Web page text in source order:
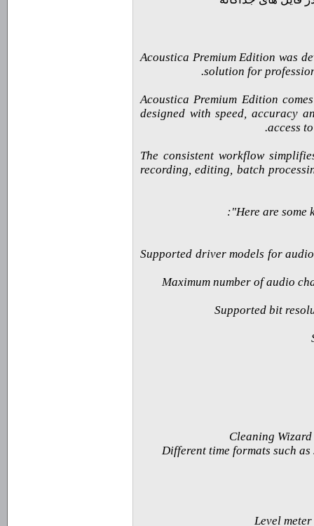
Acoustica Premium Edition was
solution for
Acoustica Premium Edition
designed with speed, accuracy
access
The consistent workflow
recording, editing, batch
Here are some
· Supported driver models for